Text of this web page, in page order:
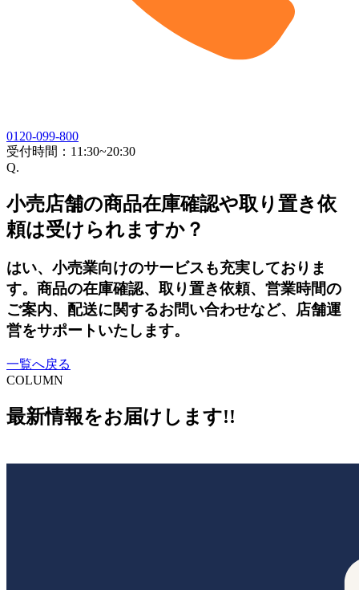
0120-099-800
受付時間： 11:30~20:30
Q.
小売店舗の商品在庫確認や取り置き依
頼は受けられますか？
はい、小売業向けのサービスも充実しておりま
す。商品の在庫確認、取り置き依頼、営業時間の
ご案内、配送に関するお問い合わせなど、店舗運
営をサポートいたします。
一覧へ戻る
COLUMN
最新情報をお届けします!!